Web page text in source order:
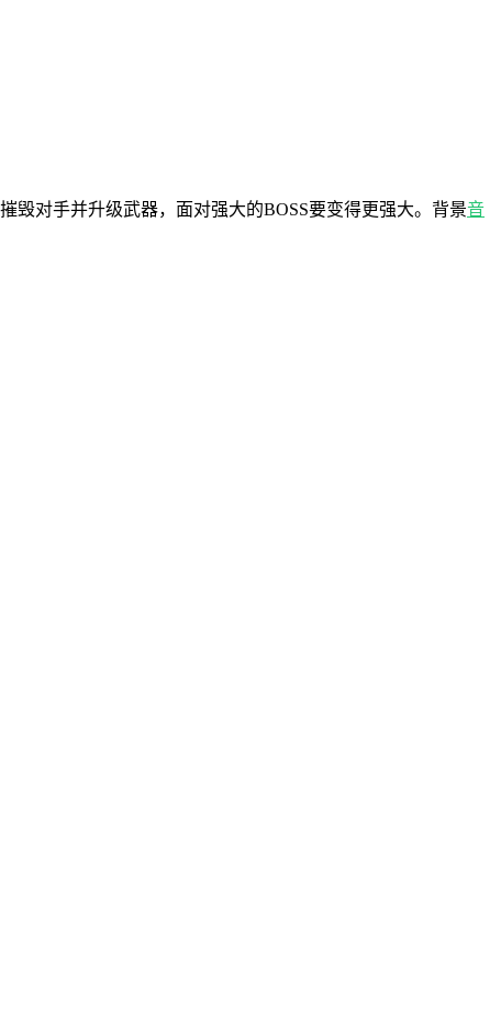
毁对手并升级武器，面对强大的BOSS要变得更强大。背景音